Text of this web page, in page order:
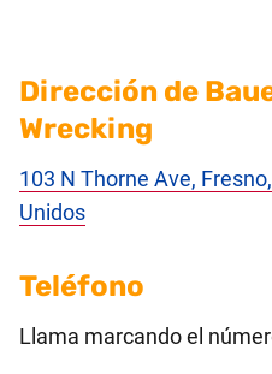
Dirección de
Wrecking
103 N Thorne Ave,
Unidos
Teléfono
Llama marcando el